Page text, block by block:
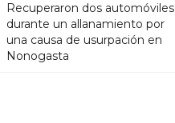
Recuperaron dos automóviles
durante un allanamiento por
una causa de usurpación en
Nonogasta